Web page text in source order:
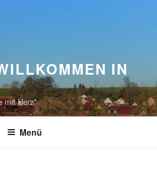
IN
mit Herz"
Menü